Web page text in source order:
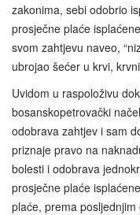
zakonima, sebi odobrio
prosječne plaće
svom zahtjevu naveo,
ubrojao šećer u krvi,
Uvidom u raspoloživu
bosanskopetrovački
odobrava zahtjev i sam
priznaje pravo na
bolesti i odobrava
prosječne plaće
plaće, prema